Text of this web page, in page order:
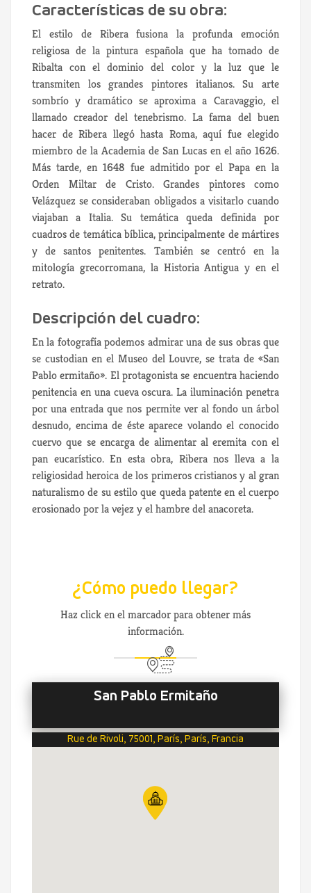
Características de su obra:
El estilo de Ribera fusiona la profunda emoción
religiosa de la pintura española que ha tomado de
Ribalta con el dominio del color y la luz que le
transmiten los grandes pintores italianos. Su arte
sombrío y dramático se aproxima a Caravaggio, el
llamado creador del tenebrismo. La fama del buen
hacer de Ribera llegó hasta Roma, aquí fue elegido
miembro de la Academia de San Lucas en el año 1626.
Más tarde, en 1648 fue admitido por el Papa en la
Orden Miltar de Cristo. Grandes pintores como
Velázquez se consideraban obligados a visitarlo cuando
viajaban a Italia. Su temática queda definida por
cuadros de temática bíblica, principalmente de mártires
y de santos penitentes. También se centró en la
mitología grecorromana, la Historia Antigua y en el
retrato.
Descripción del cuadro:
En la fotografía podemos admirar una de sus obras que
se custodian en el Museo del Louvre, se trata de «San
Pablo ermitaño». El protagonista se encuentra haciendo
penitencia en una cueva oscura. La iluminación penetra
por una entrada que nos permite ver al fondo un árbol
desnudo, encima de éste aparece volando el conocido
cuervo que se encarga de alimentar al eremita con el
pan eucarístico. En esta obra, Ribera nos lleva a la
religiosidad heroica de los primeros cristianos y al gran
naturalismo de su estilo que queda patente en el cuerpo
erosionado por la vejez y el hambre del anacoreta.
¿Cómo puedo llegar?
Haz click en el marcador para obtener más
información.
San Pablo Ermitaño
Rue de Rivoli, 75001, París, París, Francia